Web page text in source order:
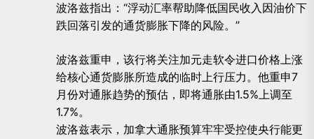
波洛兹指出：“浮动汇率帮助降低国民收入因油价下
跌回落引发的通货膨胀下降的风险。”
波洛兹重申，该行将关注加元走软令进口价格上涨
给核心通货膨胀所造成的临时上行压力。他重申7
月份对通胀趋势的预估，即将通胀由1.5%上调至
1.7%。
波洛兹表示，加拿大通胀预算牢牢受控使央行能更